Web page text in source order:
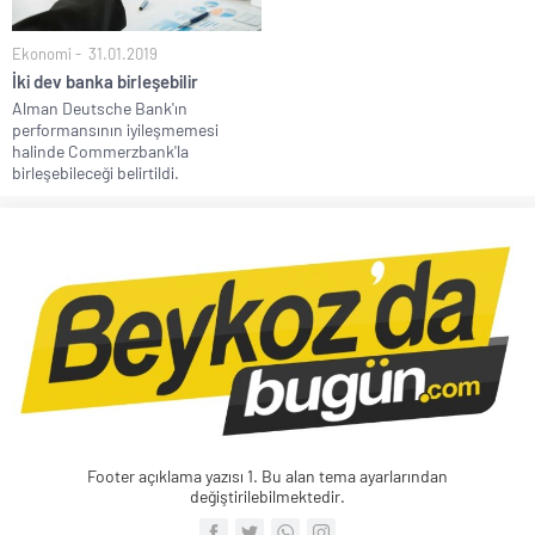
Ekonomi 31.01.2019
İki dev banka birleşebilir
Alman Deutsche Bank'ın
performansının iyileşmemesi
halinde Commerzbank'la
birleşebileceği belirtildi.
Footer açıklama yazısı 1. Bu alan tema ayarlarından
değiştirilebilmektedir.